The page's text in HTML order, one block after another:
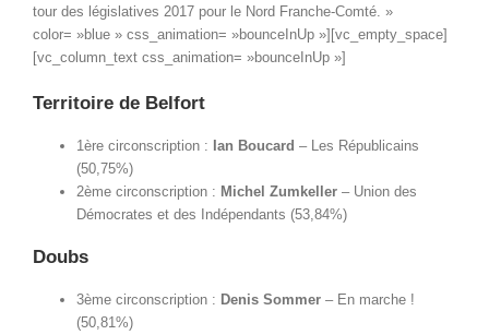
tour des législatives 2017 pour le Nord Franche-Comté. »
color= »blue » css_animation= »bounceInUp »][vc_empty_space]
[vc_column_text css_animation= »bounceInUp »]
Territoire de Belfort
1ère circonscription : Ian Boucard – Les Républicains
(50,75%)
2ème circonscription : Michel Zumkeller – Union des
Démocrates et des Indépendants (53,84%)
Doubs
3ème circonscription : Denis Sommer – En marche !
(50,81%)